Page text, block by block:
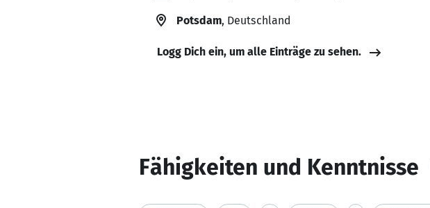
Potsdam, Deutschland
Logg Dich ein, um alle Einträge zu sehen.
Fähigkeiten und Kenntnisse